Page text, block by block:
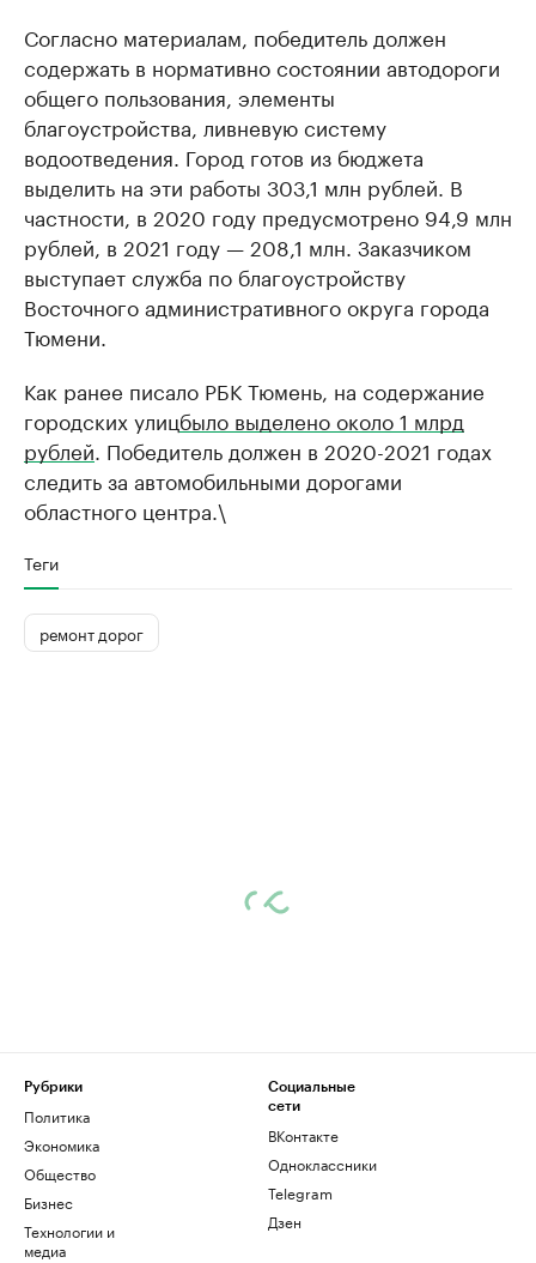
Согласно материалам, победитель должен
содержать в нормативно состоянии автодороги
общего пользования, элементы
благоустройства, ливневую систему
водоотведения. Город готов из бюджета
выделить на эти работы 303,1 млн рублей. В
частности, в 2020 году предусмотрено 94,9 млн
рублей, в 2021 году — 208,1 млн. Заказчиком
выступает служба по благоустройству
Восточного административного округа города
Тюмени.
Как ранее писало РБК Тюмень, на содержание
городских улицбыло выделено около 1 млрд
рублей. Победитель должен в 2020-2021 годах
следить за автомобильными дорогами
областного центра.\
Теги
ремонт дорог
Рубрики
Политика
Экономика
Общество
Бизнес
Технологии и
медиа
Социальные
сети
ВКонтакте
Одноклассники
Telegram
Дзен